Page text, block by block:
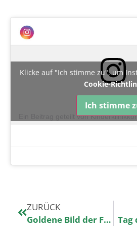
Klicke auf "Ich stimme zu", um
Cookie-
Ich stimme
ZURÜCK
Goldene Bild der Frau 2024
Tag